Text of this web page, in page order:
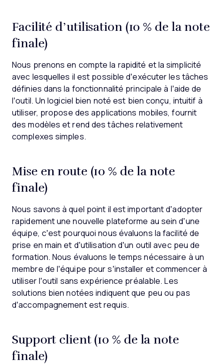
Facilité d’utilisation (10 % de la note
finale)
Nous prenons en compte la rapidité et la simplicité
avec lesquelles il est possible d’exécuter les tâches
définies dans la fonctionnalité principale à l’aide de
l’outil. Un logiciel bien noté est bien conçu, intuitif à
utiliser, propose des applications mobiles, fournit
des modèles et rend des tâches relativement
complexes simples.
Mise en route (10 % de la note
finale)
Nous savons à quel point il est important d’adopter
rapidement une nouvelle plateforme au sein d’une
équipe, c’est pourquoi nous évaluons la facilité de
prise en main et d’utilisation d’un outil avec peu de
formation. Nous évaluons le temps nécessaire à un
membre de l’équipe pour s’installer et commencer à
utiliser l’outil sans expérience préalable. Les
solutions bien notées indiquent que peu ou pas
d’accompagnement est requis.
Support client (10 % de la note
finale)